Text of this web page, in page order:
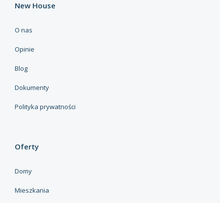
New House
O nas
Opinie
Blog
Dokumenty
Polityka prywatności
Oferty
Domy
Mieszkania